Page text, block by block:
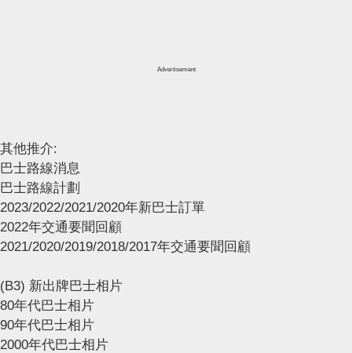
Advertisement
其他推介:
巴士路線消息
巴士路線計劃
2023/2022/2021/2020年新巴士訂單
2022年交通要聞回顧
2021/2020/2019/2018/2017年交通要聞回顧
(B3) 新出牌巴士相片
80年代巴士相片
90年代巴士相片
2000年代巴士相片